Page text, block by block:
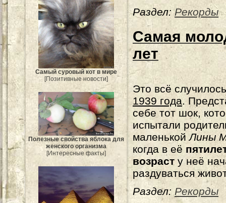
Самый суровый кот в мире
[Позитивные новости]
Полезные свойства яблока для
женского организма
[Интересные факты]
Раздел: Рекорды
Самая
лет
Это всё
1939 года.
себе тот шок,
испытали
маленькойЛины
когда в её
возраст у неё
раздуваться
Раздел: Рекорды